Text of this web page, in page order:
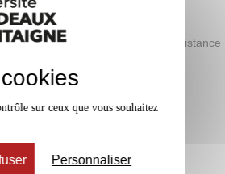
Accessible à distance
sur ceux que vous souhaitez
Personnaliser